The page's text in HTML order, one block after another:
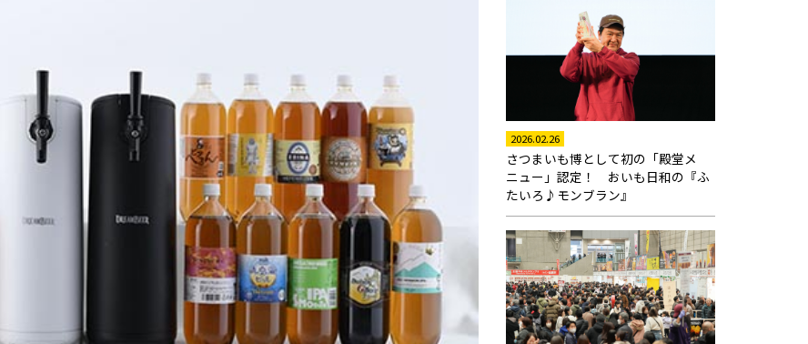
2026.02.26
さつまいも博として初の「殿堂メ
ニュー」認定！ おいも日和の『ふ
たいろ♪モンブラン』